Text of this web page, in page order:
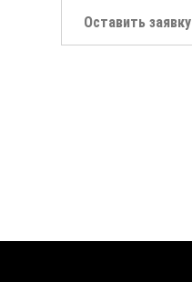
Оставить заявку